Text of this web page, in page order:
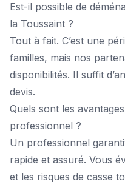
Est-il possible de
la Toussaint ?
Tout à fait. C’est une
familles, mais nos
disponibilités. Il suffit
devis.
Quels sont les
professionnel ?
Un professionnel
rapide et assuré. Vous
et les risques de casse